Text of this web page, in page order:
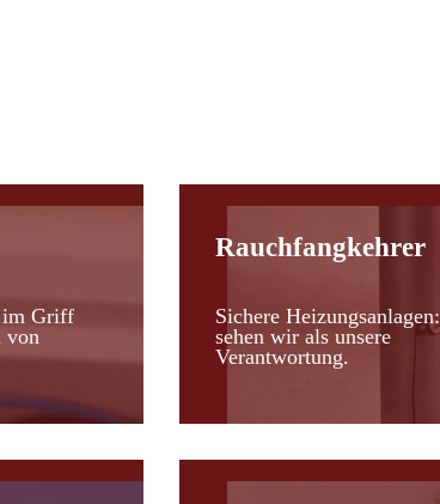
im Griff
von
Rauchfangkehrer
Sichere Heizungsanlagen:
sehen wir als unsere
Verantwortung.